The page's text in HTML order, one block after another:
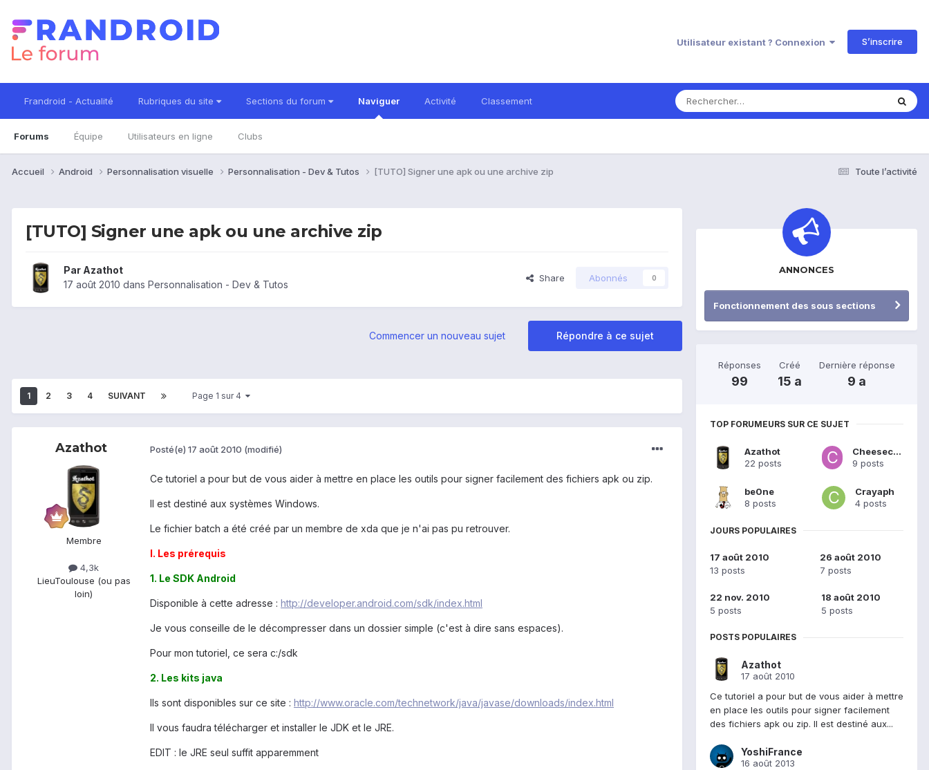
Utilisateur existant ? Connexion S’inscrire
Frandroid - Actualité Rubriques du site Sections du forum Naviguer
Forums Équipe Utilisateurs en ligne Clubs
Activité Classement
Toute l’activité
Accueil Android Personnalisation visuelle Personnalisation - Dev & Tutos [TUTO] Signer une apk ou une archive zip
[TUTO] Signer une apk ou une archive zip
Par Azathot
17 août 2010 dans Personnalisation - Dev & Tutos
Share Abonnés 0
Répondre à ce sujet
Commencer un nouveau sujet
1 2 3 4 SUIVANT Page 1 sur 4
Azathot
Membre
4,3k
LieuToulouse (ou pas
loin)
Posté(e) 17 août 2010 (modifié)
Ce tutoriel a pour but de vous aider à mettre en place les outils pour signer facilement des fichiers apk ou zip.
Il est destiné aux systèmes Windows.
Le fichier batch a été créé par un membre de xda que je n'ai pas pu retrouver.
I. Les prérequis
1. Le SDK Android
Disponible à cette adresse : http://developer.android.com/sdk/index.html
Je vous conseille de le décompresser dans un dossier simple (c'est à dire sans espaces).
Pour mon tutoriel, ce sera c:/sdk
2. Les kits java
Ils sont disponibles sur ce site : http://www.oracle.com/technetwork/java/javase/downloads/index.html
Il vous faudra télécharger et installer le JDK et le JRE.
EDIT : le JRE seul suffit apparemment
ANNONCES
Fonctionnement des sous sections
Réponses
99
Créé
15 a
Dernière réponse
9 a
TOP FORUMEURS SUR CE SUJET
Azathot
22 posts
Cheesecake
9 posts
be0ne
8 posts
Crayaph
4 posts
JOURS POPULAIRES
17 août 2010
13 posts
26 août 2010
7 posts
22 nov. 2010
5 posts
18 août 2010
5 posts
POSTS POPULAIRES
Azathot
17 août 2010
Ce tutoriel a pour but de vous aider à mettre
en place les outils pour signer facilement
des fichiers apk ou zip. Il est destiné aux...
YoshiFrance
16 août 2013